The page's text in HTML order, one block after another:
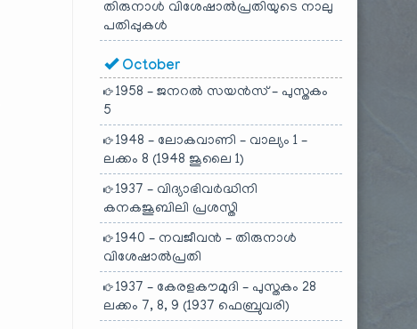
തിരുനാൾ വിശേഷാൽപ്രതിയുടെ നാലു
പതിപ്പുകൾ
October
1958 – ജനറൽ സയൻസ് – പുസ്തകം
5
1948 – ലോകവാണി – വാല്യം 1 –
ലക്കം 8 (1948 ജൂലൈ 1)
1937 – വിദ്യാഭിവർദ്ധിനി
കനകജൂബിലി പ്രശസ്തി
1940 – നവജീവൻ – തിരുനാൾ
വിശേഷാൽപ്രതി
1937 – കേരളകൗമുദി – പുസ്തകം 28
ലക്കം 7, 8, 9 (1937 ഫെബ്രുവരി)